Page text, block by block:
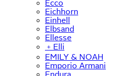
Ecco
Eichhorn
Einhell
Elbsand
Ellesse
﹢ Elli
EMILY & NOAH
Emporio Armani
Endura